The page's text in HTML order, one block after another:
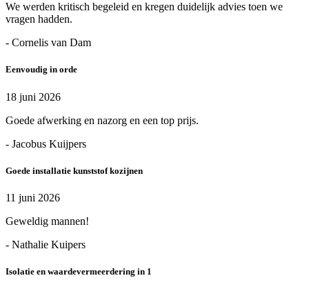
We werden kritisch begeleid en kregen duidelijk advies toen we
vragen hadden.
- Cornelis van Dam
Eenvoudig in orde
18 juni 2026
Goede afwerking en nazorg en een top prijs.
- Jacobus Kuijpers
Goede installatie kunststof kozijnen
11 juni 2026
Geweldig mannen!
- Nathalie Kuipers
Isolatie en waardevermeerdering in 1